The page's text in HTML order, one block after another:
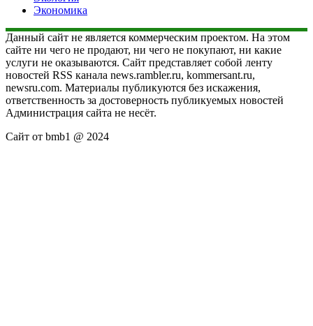
Экономика
Данный сайт не является коммерческим проектом. На этом
сайте ни чего не продают, ни чего не покупают, ни какие
услуги не оказываются. Сайт представляет собой ленту
новостей RSS канала news.rambler.ru, kommersant.ru,
newsru.com. Материалы публикуются без искажения,
ответственность за достоверность публикуемых новостей
Администрация сайта не несёт.
Сайт от bmb1 @ 2024